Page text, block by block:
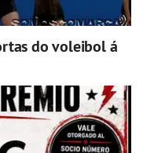
do voleibol á